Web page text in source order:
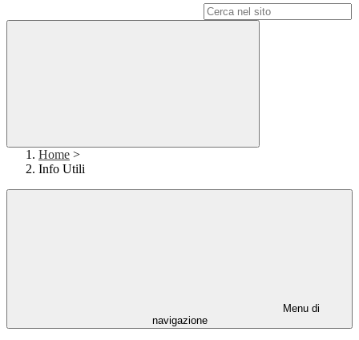
Home >
Info Utili
Menu di
navigazione